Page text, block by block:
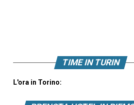
TIME IN TURIN
L'ora in Torino: